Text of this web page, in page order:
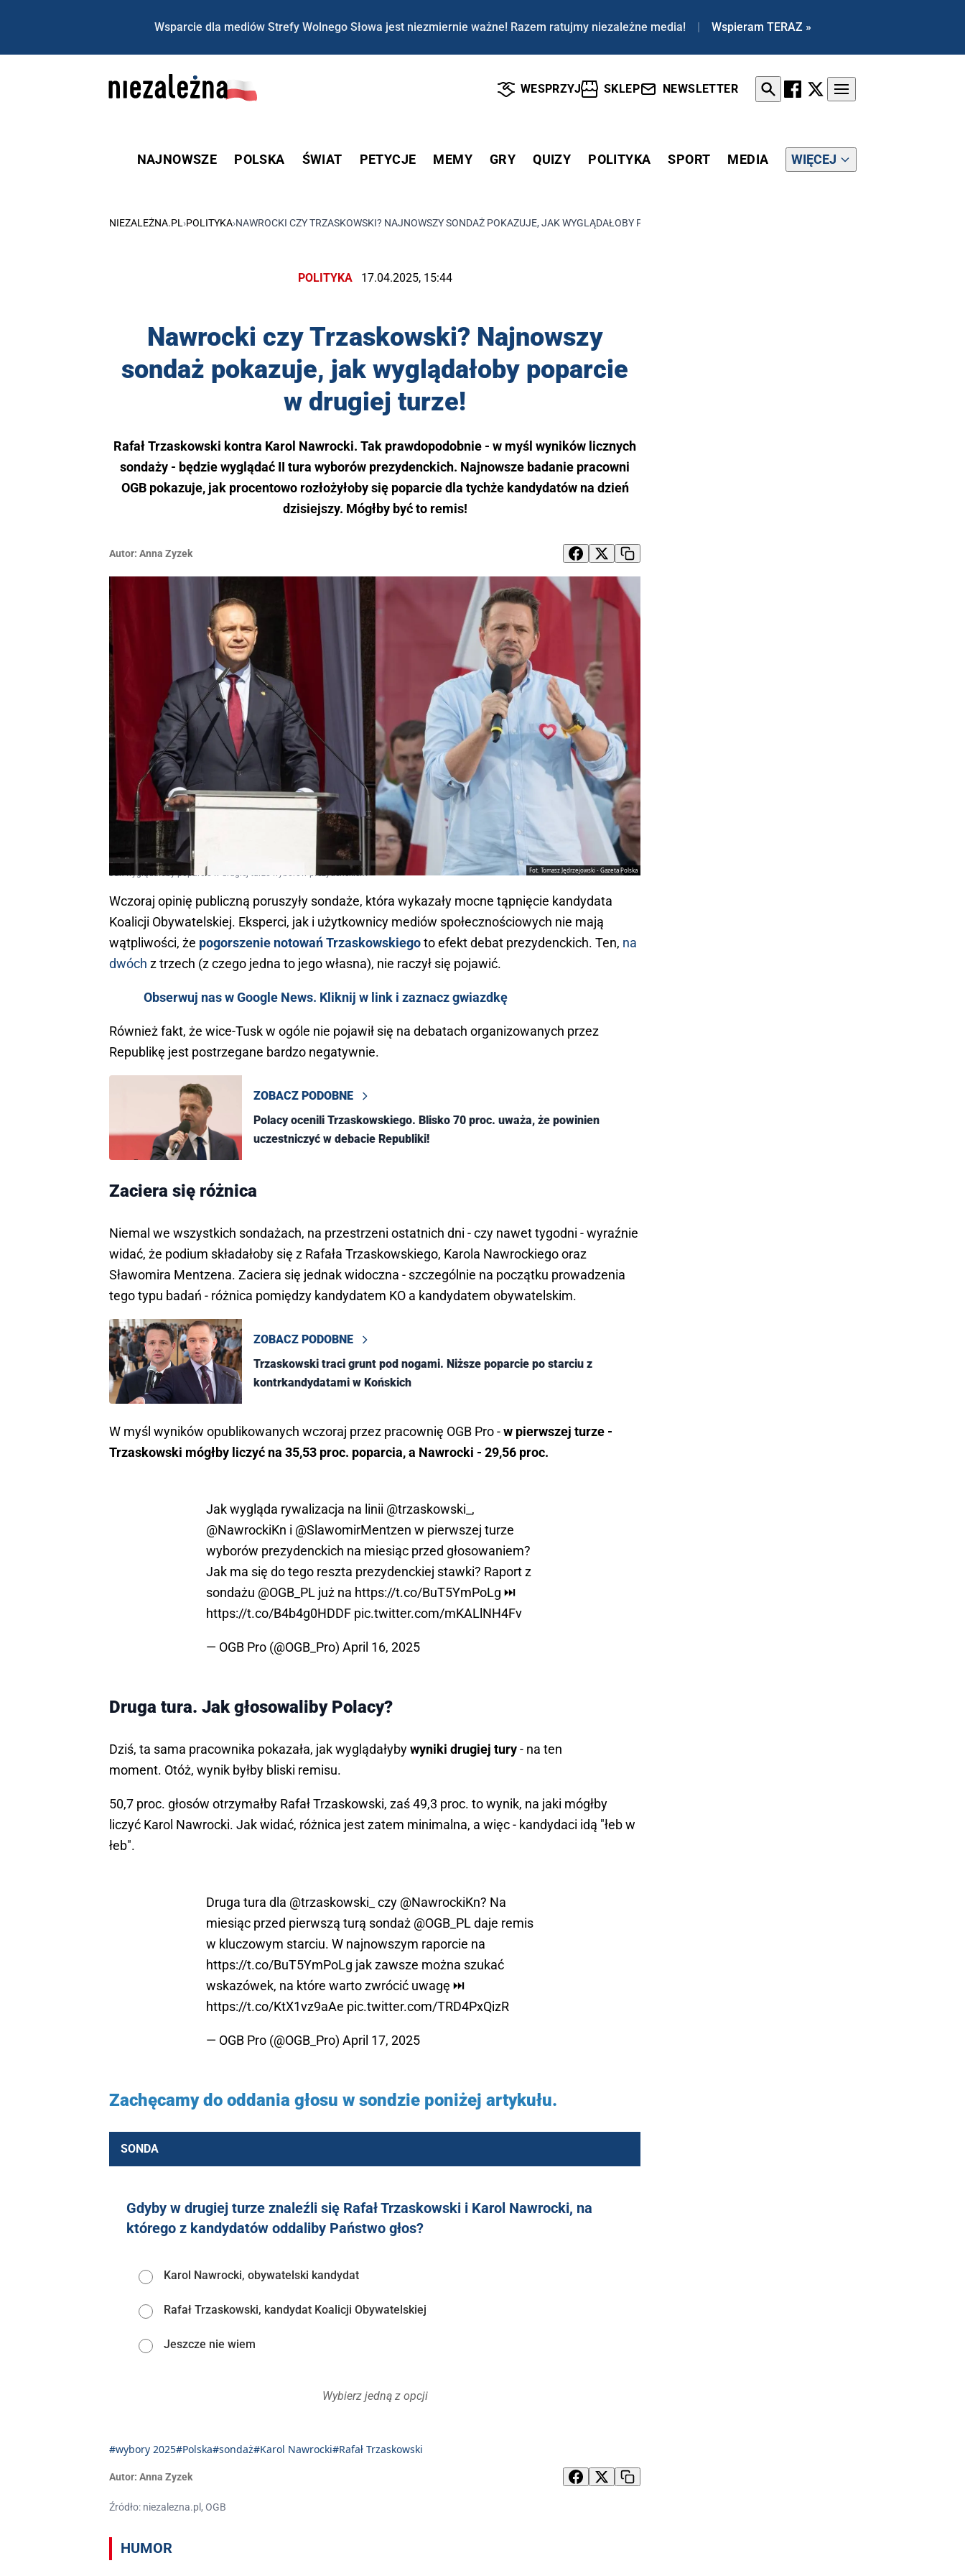
Wsparcie dla mediów Strefy Wolnego Słowa jest niezmiernie ważne! Razem ratujmy niezależne media! | Wspieram TERAZ »
WESPRZYJ SKLEP NEWSLETTER
NAJNOWSZE POLSKA ŚWIAT PETYCJE MEMY GRY QUIZY POLITYKA SPORT MEDIA WIĘCEJ
NIEZALEŻNA.PL ›POLITYKA›NAWROCKI CZY TRZASKOWSKI? NAJNOWSZY SONDAŻ POKAZUJE, JAK WYGLĄDAŁOBY POPARCIE W DRUGIEJ TURZE!
POLITYKA 17.04.2025, 15:44
Nawrocki czy Trzaskowski? Najnowszy
sondaż pokazuje, jak wyglądałoby poparcie
w drugiej turze!
Rafał Trzaskowski kontra Karol Nawrocki. Tak prawdopodobnie - w myśl wyników licznych
sondaży - będzie wyglądać II tura wyborów prezydenckich. Najnowsze badanie pracowni
OGB pokazuje, jak procentowo rozłożyłoby się poparcie dla tychże kandydatów na dzień
dzisiejszy. Mógłby być to remis!
Autor: Anna Zyzek
Fot. Tomasz Jędrzejowski - Gazeta Polska
Jak wyglądałoby poparcie w drugiej turze wyborów prezydenckich?
Wczoraj opinię publiczną poruszyły sondaże, która wykazały mocne tąpnięcie kandydata
Koalicji Obywatelskiej. Eksperci, jak i użytkownicy mediów społecznościowych nie mają
wątpliwości, że pogorszenie notowań Trzaskowskiegoto efekt debat prezydenckich. Ten, na
dwóch z trzech (z czego jedna to jego własna), nie raczył się pojawić.
Obserwuj nas w Google News. Kliknij w link i zaznacz gwiazdkę
Również fakt, że wice-Tusk w ogóle nie pojawił się na debatach organizowanych przez
Republikę jest postrzegane bardzo negatywnie.
ZOBACZ PODOBNE
Polacy ocenili Trzaskowskiego. Blisko 70 proc. uważa, że powinien
uczestniczyć w debacie Republiki!
Zaciera się różnica
Niemal we wszystkich sondażach, na przestrzeni ostatnich dni - czy nawet tygodni - wyraźnie
widać, że podium składałoby się z Rafała Trzaskowskiego, Karola Nawrockiego oraz
Sławomira Mentzena. Zaciera się jednak widoczna - szczególnie na początku prowadzenia
tego typu badań - różnica pomiędzy kandydatem KO a kandydatem obywatelskim.
ZOBACZ PODOBNE
Trzaskowski traci grunt pod nogami. Niższe poparcie po starciu z
kontrkandydatami w Końskich
W myśl wyników opublikowanych wczoraj przez pracownię OGB Pro -w pierwszej turze -
Trzaskowski mógłby liczyć na 35,53 proc. poparcia, a Nawrocki - 29,56 proc.
Jak wygląda rywalizacja na linii @trzaskowski_ ,
@NawrockiKn i @SlawomirMentzen w pierwszej turze
wyborów prezydenckich na miesiąc przed głosowaniem?
Jak ma się do tego reszta prezydenckiej stawki? Raport z
sondażu @OGB_PL już na https://t.co/BuT5YmPoLg ⏭️
https://t.co/B4b4g0HDDF pic.twitter.com/mKALlNH4Fv
— OGB Pro (@OGB_Pro) April 16, 2025
Druga tura. Jak głosowaliby Polacy?
Dziś, ta sama pracownika pokazała, jak wyglądałybywyniki drugiej tury- na ten
moment. Otóż, wynik byłby bliski remisu.
50,7 proc. głosów otrzymałby Rafał Trzaskowski, zaś 49,3 proc. to wynik, na jaki mógłby
liczyć Karol Nawrocki. Jak widać, różnica jest zatem minimalna, a więc - kandydaci idą "łeb w
łeb".
Druga tura dla @trzaskowski_ czy @NawrockiKn? Na
miesiąc przed pierwszą turą sondaż @OGB_PLdaje remis
w kluczowym starciu. W najnowszym raporcie na
https://t.co/BuT5YmPoLg jak zawsze można szukać
wskazówek, na które warto zwrócić uwagę ⏭️
https://t.co/KtX1vz9aAe pic.twitter.com/TRD4PxQizR
— OGB Pro (@OGB_Pro) April 17, 2025
Zachęcamy do oddania głosu w sondzie poniżej artykułu.
SONDA
Gdyby w drugiej turze znaleźli się Rafał Trzaskowski i Karol Nawrocki, na
którego z kandydatów oddaliby Państwo głos?
Karol Nawrocki, obywatelski kandydat
Rafał Trzaskowski, kandydat Koalicji Obywatelskiej
Jeszcze nie wiem
Wybierz jedną z opcji
#wybory 2025#Polska#sondaż#Karol Nawrocki#Rafał Trzaskowski
Autor: Anna Zyzek
Źródło: niezalezna.pl, OGB
HUMOR